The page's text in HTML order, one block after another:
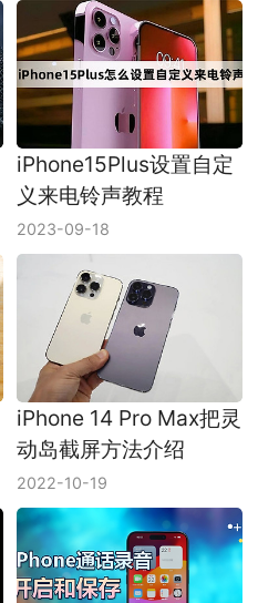
iPhone15Plus设置自定
义来电铃声教程
2023-09-18
iPhone 14 Pro Max把灵
动岛截屏方法介绍
2022-10-19